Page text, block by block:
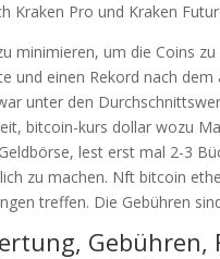
Kraken Pro und Kraken
minimieren, um die Coins
und einen Rekord nach
unter den
bitcoin-kurs dollar wozu
lest erst mal 2-3
zu machen. Nft bitcoin
treffen. Die Gebühren
Gebühren,